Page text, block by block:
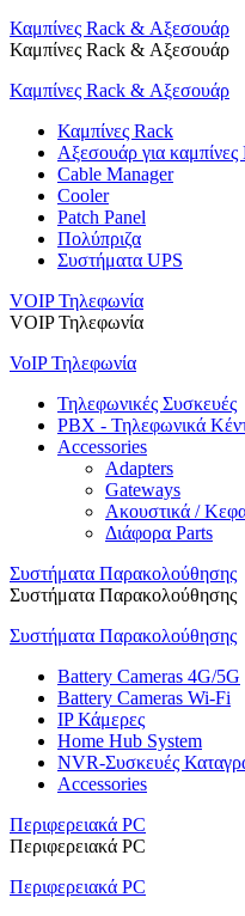
Καμπίνες Rack & Αξεσουάρ
Καμπίνες Rack & Αξεσουάρ
Καμπίνες Rack & Αξεσουάρ
Καμπίνες Rack
Αξεσουάρ για καμπίνες
Cable Manager
Cooler
Patch Panel
Πολύπριζα
Συστήματα UPS
VOIP Τηλεφωνία
VOIP Τηλεφωνία
VoIP Τηλεφωνία
Τηλεφωνικές Συσκευές
PBX - Τηλεφωνικά
Accessories
Adapters
Gateways
Ακουστικά /
Διάφορα Parts
Συστήματα Παρακολούθησης
Συστήματα Παρακολούθησης
Συστήματα Παρακολούθησης
Battery Cameras 4G/5G
Battery Cameras Wi-Fi
IP Κάμερες
Home Hub System
NVR-Συσκευές
Accessories
Περιφερειακά PC
Περιφερειακά PC
Περιφερειακά PC